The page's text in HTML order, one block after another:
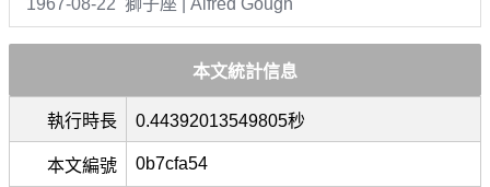
本文統計信息
執行時長 0.44392013549805秒
本文編號 0b7cfa54